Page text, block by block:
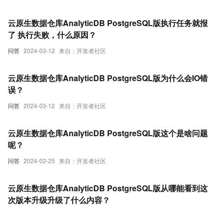
问答 2024-03-12 来自：开发者社区
云原生数据仓库AnalyticDB PostgreSQL版执行任务就报
了 执行失败，什么原因？
问答 2024-03-12 来自：开发者社区
云原生数据仓库AnalyticDB PostgreSQL版为什么会IO错
误？
问答 2024-02-25 来自：开发者社区
云原生数据仓库AnalyticDB PostgreSQL版这个是啥问题
呢？
云原生数据仓库AnalyticDB PostgreSQL版从哪能看到这
次版本升级升级了什么内容？